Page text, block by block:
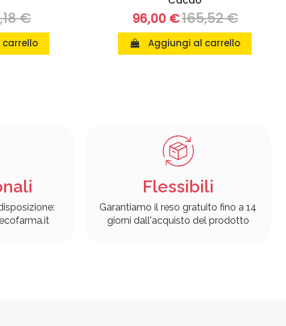
€ 96,00 €165,52 €
Aggiungi al carrello
Flessibili
Garantiamo il reso gratuito fino a 14
giorni dall'acquisto del prodotto